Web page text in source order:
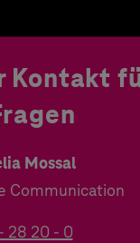
Kontakt
Mossal
Communication
28 20 - 0